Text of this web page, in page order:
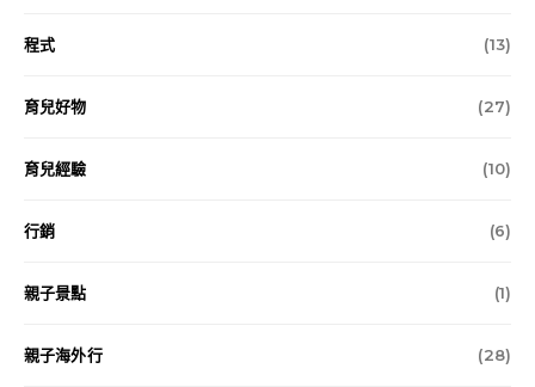
程式 (13)
育兒好物 (27)
育兒經驗 (10)
行銷 (6)
親子景點 (1)
親子海外行 (28)